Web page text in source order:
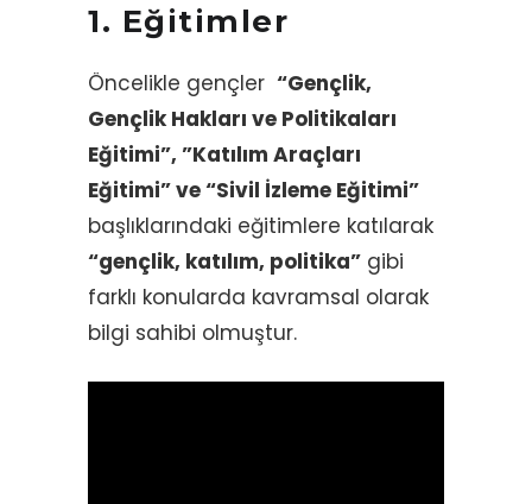
1. Eğitimler
Öncelikle gençler “Gençlik,
Gençlik Hakları ve Politikaları
Eğitimi”, ”Katılım Araçları
Eğitimi” ve “Sivil İzleme Eğitimi”
başlıklarındaki eğitimlere katılarak
“gençlik, katılım, politika” gibi
farklı konularda kavramsal olarak
bilgi sahibi olmuştur.